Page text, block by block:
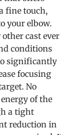
fine touch,
your elbow.
cast ever
conditions
significantly
focusing
No
of the
a tight
reduction in